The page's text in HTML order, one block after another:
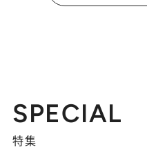
SPECIAL
特集